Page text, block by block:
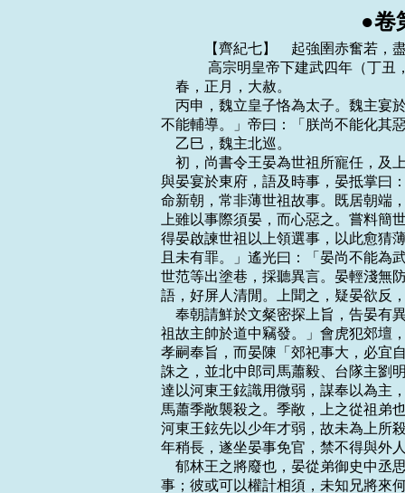
●卷
　　【齊紀七】　起強圉赤奮若，盡著雍攝提格，凡二年。
    　　 高宗明皇帝下建武四年（丁丑，公元四九七年）
    春，正月，大赦。
    丙申，魏立皇子恪為太子。魏主宴於清徽堂，語及太子恂，李沖謝曰：「臣忝師傅，
不能輔導。」帝曰：「朕尚不能化其惡，師傅何謝也！」
    乙巳，魏主北巡。
    初，尚書令王晏為世祖所寵任，及上謀廢郁林王，晏即欣然推奉。郁林王已廢，上
與晏宴於東府，語及時事，晏抵掌曰：「公常言晏怯，今定何如？」上即位，晏自謂佐
命新朝，常非薄世祖故事。既居朝端，事多專決，內外要職，並用所親，每與上爭用人。
上雖以事際須晏，而心惡之。嘗料簡世祖中詔，得與晏手敕三百餘紙，皆論國家事，又
得晏啟諫世祖以上領選事，以此愈猜薄之。始安王遙光勸上誅晏，上曰：「晏於我有功，
且未有罪。」遙光曰：「晏尚不能為武帝，安能為陛下乎！」上默然。上遣心腹左右陳
世范等出塗巷，採聽異言。晏輕淺無防，意望開府，數呼相工自視，雲當大貴；與賓客
語，好屏人清閒。上聞之，疑晏欲反，遂有誅晏之意。
    奉朝請鮮於文粲密探上旨，告晏有異志。世范又啟上雲：「晏謀因四年南郊，與世
祖故主帥於道中竊發。」會虎犯郊壇，上愈懼。未郊一日，有敕停行，先報晏及徐孝嗣。
孝嗣奉旨，而晏陳「郊祀事大，必宜自力。」上益信世范之言。丙辰，召晏於華林省，
誅之，並北中郎司馬蕭毅、台隊主劉明達，及晏子德元、德和。下詔雲：「晏與毅、明
達以河東王鉉識用微弱，謀奉以為主，使守虛器。」晏弟詡為廣州刺史，上遣南中郎司
馬蕭季敞襲殺之。季敞，上之從祖弟也。蕭毅奢豪，好弓馬，為上所忌，故因事陷之。
河東王鉉先以少年才弱，故未為上所殺。鉉朝見，常鞠躬俯僂，不敢平行直視。至是，
年稍長，遂坐晏事免官，禁不得與外人交通。
    郁林王之將廢也，晏從弟御史中丞思遠謂晏曰：「兄荷世祖厚恩，今一旦贊人如此
事；彼或可以權計相須，未知兄將來何以自立！若及此引決，猶可保全門戶，不失後
名。」晏曰：「方啖粥，未暇此事。」及拜驃騎將軍，集會子弟，謂思遠兄思征曰：
「隆昌之末，阿戎勸吾自裁；若從其語，豈有今日！」思遠遽應曰：「如阿戎所見，今
猶未晚也！」思遠知上外待晏厚而內已疑異，乘間謂晏曰：「時事稍異，兄亦覺不？凡
人多拙於自謀，而巧於謀人。」晏不應。思遠退，晏方歎曰：「世乃有勸人死者！」旬
日而晏敗。上聞思遠言，故不之罪，仍遷侍中。
    晏外弟尉氏阮孝緒亦知晏必敗，晏屢至其門，逃匿不見。嘗食醬美，問知得於晏家，
吐而覆之。乃晏敗，人為之懼，孝緒曰：「親而不黨，何懼之有！」卒免於罪。
    二月，壬戌，魏主至太原。
    甲子，以左僕射徐孝嗣為尚書令，征虜將軍蕭季敞為廣州刺史。
    癸酉，魏主至平城，引見穆泰、陸睿之黨問之，無一人稱枉者；時人皆服任城王澄
之明。穆泰及其親黨皆伏誅；賜陸睿死於獄，宥其妻子，徙遼西為民。
    初，魏主遷都，變易舊俗，并州刺史新興公丕皆所不樂；帝以其宗室耆舊，亦不之
逼，但誘示大理，令其不生同異而已。及朝臣皆變衣冠，硃衣滿坐，而丕獨胡服於其間，
晚乃稍加冠帶，而不能修飾容儀，帝亦不強也。
    太子恂自平城將遷洛陽，元隆與穆泰等密謀留恂，因舉兵斷關，規據陘北。丕在並
州，隆等以其謀告之。丕外慮不成，口雖折難，心頗然之。及事覺，丕從帝至平城，帝
每推問秦等，常令丕坐觀。有司奏元業、元隆、元超罪當族，丕應從坐。帝以丕當受詔
許以不死，所免死為民，留其後妻、二子，與居於太原，殺隆、超、同產乙升，餘子徙
敦煌。初，丕、睿與僕射李沖、領軍於烈俱受不死之詔。睿既誅，帝賜沖、烈詔曰：
「睿反逆之志，自負幽冥；違誓在彼，不關朕也。反逆既異餘犯，雖欲矜恕，如何可得？
然猶不忘前言，聽自死別府，免其孥戮。元丕二子、一弟，首為賊端，連坐應死，特恕
為民。朕本期始終而徙自棄絕，違心乖念，一何可悲！故此別示，想無致怪。謀反之外，
皎如白日耳。」沖、烈皆上表謝。
    臣光曰：夫爵祿廢置，殺生予奪，人君所以馭臣之大柄也。是故先王之制，雖有親、
故、賢、能、功、貴、勤、賓，苟有其罪，不直赦也，必議於槐棘之下，可赦則赦，可
宥則宥，可刑則刑，可殺則殺。輕重視情，寬猛隨時。故君得以施恩而不失其威，臣得
以免罪而不敢自恃。及魏則不然，勳貴之臣，往往豫許之以不死；使彼驕而觸罪，又從
而殺之。是以不信之令誘之使陷於死地也。刑政之失，無此為大焉！
    是時，代鄉舊族，多與泰等連謀，唯於烈一族無所染涉，帝由是益重之。帝以北方
酋長及侍子畏暑，聽秋朝洛陽，春還部落，時人謂之「雁臣」。
    三月，己酉，魏主南至離石。叛胡請降，詔宥之。
    夏，四月，庚申，至龍門，遣使祀夏禹。癸亥，至蒲阪，祀虞舜。辛未，至長安。
    魏太子恂既廢，頗自悔過。御史中尉李彪密表恂復與左右謀逆，魏主使中書侍郎邢
蠻與鹹陽王禧，奉詔□椒酒詣河陽，賜恂死，斂以粗棺、常服，瘞於河陽。
    癸未，魏大將軍宋明王劉昶卒於彭城，追加九錫，葬以殊禮。
    五月，己丑，魏主東還，泛渭入河。壬辰，遣使祀周文王於車，武王於鎬。六月，
庚申，還洛陽。
    壬戌，魏發冀、定、瀛、相、濟五州兵馬二十萬，將入寇。
    魏穆泰之反也，中書監魏郡公穆羆與之通謀，赦後事發，削官爵為民。羆弟司空亮
以府事付司馬慕容契，上表自劾，魏主優詔不許；亮固請不已，癸亥，聽亮遜位。
    丁卯，魏分六師以定行留。
    秋，七月，甲午，魏立昭儀馮氏為皇後。後欲母養太子恪；恪母高氏自代如洛陽，
暴卒於共縣。
    戊辰，魏以穆亮為征北大將軍、開府儀同三司、冀州刺史。
    八月，丙辰，魏詔中外戒嚴。
    壬戌，魏立皇子愉為京兆王，懌為清河王，懷為廣平王。
    追尊景皇所生王氏為恭太后。甲戌，魏講武於華林園；庚辰，軍發洛陽。使吏部尚
書任城王澄居守；以御史中丞李彪兼度支尚書，與僕射李沖參治留台事。假彭城王勰中
軍大將軍，勰辭曰：「親疏並用，古之道也。臣獨何人。頻煩寵授！昔陳思求而不允，
愚臣不請而得，何否泰之相遠也！」魏主大笑，執勰手曰：「二曹以才名相忌，吾與汝
以道德相親。」
    上遣軍主、直閣將軍胡松助北襄城太守成公期戍赭陽，軍主鮑舉助西汝南、北義陽
二郡太守黃瑤起戍舞陰。
    魏以氐帥楊靈珍為南梁州刺史。靈珍舉州來降，送其母及子於南鄭以為質，遣其弟
婆羅阿卜珍將步騎萬餘襲魏武興王楊集始，殺其二弟集同、集眾；集始窘急，請降。九
月，丁酉，魏主以河南尹李崇為都督隴右諸軍事，將兵數萬討之。
    初，魏遷洛陽，荊州刺史薛真度勸魏主先取樊、鄧。真度引兵寇南陽，太守房伯玉
擊敗之。魏主怒，以南陽小郡，志必滅之，遂引兵向襄陽；彭城王勰等三十六軍前後相
繼，眾號百萬，吹脣沸地。辛丑，魏主留諸將攻赭陽，自引兵南下；癸卯，至宛，夜襲
其郛，克之。房伯玉嬰內城拒守。魏主遣中書捨人孫延景謂伯玉曰：「我今蕩壹六合，
非如向時冬來春去。不有所克，終不還北。卿此城當我六龍之首，無容不先攻取；遠期
一年，近止一月。封侯、梟首，事在俯仰，宜善圖之！且卿有三罪，今令卿知：卿先事
武帝，蒙殊常之寵，不能建忠致命而盡節於其仇，罪一也；頃年薛真度來，卿傷我偏師，
罪二也；今鸞輅親臨，不面縛麾下，罪三也。」伯玉遣軍副樂稚柔對曰：「承欲攻圍，
期於必克。卑微常人，得抗大威，真可謂獲其死所！外臣蒙武帝采拔，豈敢忘恩！但嗣
君失德，主上光紹大宗，非哺副億兆之深望，抑亦兼武皇之遺赦；是以區區盡節，不敢
失墜。往者北師深入，寇擾邊民，輒厲將士以修職業。返己而言，不應垂責。」
    宛城東南隅溝上有橋，魏主引兵過之。伯玉使勇士數人，衣斑衣，戴虎頭帽，伏於
竇下，突出擊之，魏主人馬俱驚；召善射者原靈度射之，應弦而斃，乃得免。
    李崇槎山分道，出氐不意，表裡襲之；群氐皆棄楊靈珍散歸。靈珍之眾減太半，崇
進據赤土。靈珍遣從弟建帥五千人屯龍門，自帥精勇一萬屯鷲硤；龍門之北數十裡中，
伐樹塞路；鷲硤之口，積大木，聚礌石，臨崖下之，以拒魏兵。崇命統軍慕容拒帥眾五
千從它路夜襲龍門，破之。崇自攻鷲硤，靈珍連戰敗走；俘其妻子，遂克武興。梁州刺
史陰廣宗、參軍鄭猷等將兵救靈珍；崇進擊，大破之，斬楊婆羅阿卜珍，生擒猷等；靈
珍奔還漢中。魏主聞之，喜曰：「使朕無西顧之憂者，李崇也。」以崇為都督梁、秦二
州諸軍事、梁州刺史，以安集其地。
    丁未，魏主發南陽，留太尉鹹陽王禧等攻之。己酉，魏主至新野，新野太守劉思忌
拒守。冬，十月，丁巳，魏軍攻之，不克，築長圍守之，遣人謂城中曰：「房伯玉已降，
汝何為獨取糜碎！」思忌遣人對曰：「城中兵食猶多，未暇從汝小虜語也！」魏右軍府
長史韓顯宗將別軍屯赭陽，成公期遣胡松引蠻兵攻其營，顯宗力戰破之，斬其裨將高法
援。顯宗至新野，魏主謂曰：「卿破賊斬將，殊益軍勢。朕方攻堅城，何為不作露布？」
對曰：「頃聞鎮南將軍王肅獲賊二、三人，驢馬數匹，皆為露布；臣在東觀，私常哂之。
近雖仰憑威靈，得摧丑虜，兵寡力弱，擒斬不多。脫復高曳長縑，虛張功烈，尤而效之，
其罪彌大。臣所以不敢為之，解上而已。」魏主益賢之。
    上詔徐州刺史裴叔業引兵救雍州。叔業啟稱：「北人不樂遠行，唯樂鈔掠。若侵虜
境，則司、雍之寇自然分矣。」上從之。叔業引兵攻虹城，獲男女四千餘人。
    甲戌，遣太子中庶子蕭衍、右軍司馬張稷救雍州。十一月，甲午，前軍將軍韓秀方
等十五將降於魏。丁酉，魏敗齊兵於沔北，將軍王伏保等為魏所獲。
    丙辰，以楊靈珍為北秦州刺史、仇池公、武都王。
    新野人張□者帥萬餘家據柵拒魏。十二月，庚申，魏人攻拔之。雍州刺史曹虎與房
伯玉不協，故緩救之，頓軍樊城。
    丁丑，詔遣度支尚書崔慧景救雍州，假慧景節，帥眾二萬、騎千匹向襄陽，雍州眾
軍並受節度。
    庚午，魏主南臨沔水；戊寅，還新野。
    將軍王曇紛以萬餘人攻魏南青州黃郭戍，魏戍主崔僧淵破之，舉軍皆沒。將軍魯康
祚、趙公政將兵萬人侵魏太倉口，魏豫州刺史王肅使長史清河傅永將甲士三千擊之。康
祚等軍於淮南，永軍於淮北，相去十餘里。永曰：「南人好夜斫營，必於渡淮之所置火
以記淺處。」乃夜分兵為二部，伏於營外；又以瓠貯火，密使人過淮南岸，於深處置之，
戒曰：「見火起，則亦然之。」是夜，康祚等果引兵斫永營；伏兵夾擊之。康祚等走趣
淮水，火既競起，不知所從，溺死及斬首數千級，生擒公政，獲康祚之屍以歸。豫州刺
史裴叔業侵魏楚王戍，肅復令永擊之。永將心腹一人馳詣楚王戍，令填外塹，夜伏戰士
千人於城外。曉而叔業等至城東，部分將置長圍。永伏兵擊其後軍，破之。叔業留將佐
守營，自將精兵數千救之。永登門樓，望叔業南行數裡，則開門奮擊，大破之，獲叔業
傘扇、鼓幕、甲仗萬餘。叔業進退失據，遂走。左右欲追之，永曰：「吾弱卒不滿三千，
彼精甲猶盛，非力屈而敗，自墜吾計中耳。既不測我之虛實，足使喪膽。俘此足矣，何
更追之！」魏主遣謁者就拜永安遠將軍、汝南太守，封貝丘縣男。永有勇力，好學能文。
魏主常歎曰：「上馬能擊賊，下馬作露版，唯傅修期耳！」曲江公遙欣好武事，上以諸
子尚幼，內親則仗遙欣兄弟，外親則倚後弟西中郎長史彭城劉暄、內弟太子詹事江祏。
故以始安王遙光為揚州刺史，居中用事；遙欣為都督荊、雍等七州諸軍事、荊州刺史，
鎮據西面。而遙欣在江陵，多招才勇，厚自封殖，上甚惡之。遙欣侮南郡太守劉季連，
季連密表遙欣有異跡；上乃以季連為益州刺史，使據遙欣上流以制之。季連，思考之子
也。
    是歲，高昌王馬儒遣司馬王體玄入貢於魏，請兵迎接，求舉國內徙；魏主遣明威將
軍韓安保迎之，割伊吾之地五百裡以居儒眾。儒遣左長史顧禮、右長史金城□嘉將步騎
一千五百迎安保，而安保不至；禮、嘉還高昌，安保亦還伊吾。安保遣其屬朝興安等使
高昌，儒復遣顧禮將世子義舒迎安保，至白棘城，去高昌百六十裡。高昌舊人戀土，不
願東遷，相與殺儒，立□喜為王，復臣於柔然。安保獨與顧禮、馬義舒還洛陽。
    　　 高宗明皇帝下永泰元年（戊寅，公元四九八年）
    春，正月，癸未朔，大赦。
    加中軍將軍徐孝嗣開府儀同三司，孝嗣固辭。
    魏軍李佐攻新野，丁亥，拔之，縛劉思忌，問之曰：「今欲降未？」思忌曰：「寧
為南鬼，不為北臣！」乃殺之。於是沔北大震。戊子，湖陽戍主蔡道福，辛卯，赭陽戍
主成公期，壬辰，舞陰戍主黃瑤起、南鄉太守席謙，相繼南遁。瑤起為魏所獲，魏主以
賜王肅，肅臠而食之。乙巳，命太尉陳顯達救雍州。
    上有疾，以近親寡弱，忌高、武子孫。時高、武子孫猶有十王，每朔望入朝，上還
後宮輒歎息曰：「我及司徒諸子皆不長，高、武子孫日益長大！」上欲盡除高、武之族，
以微言問陳顯達，對曰：「此等豈足介慮！」以問揚州刺史始安王遙光，遙光以為當以
次施行。遙光有足疾，上常令乘輿自望賢門入。每與上屏人久語畢。上索香火，嗚咽流
涕，明日必有所誅。會上疾暴甚，絕而復甦，遙光遂行其策。丁未，殺河東王鉉、臨賀
王子岳、西陽王子文、永陽王子峻、南康王子琳、衡陽王子鈱、湘東王子建、南郡王子
夏、桂陽王昭粲、巴陵王昭秀，於是太祖、世祖及世宗諸子皆盡矣。鉉等已死，乃使公
卿奏其罪狀，請誅之，下詔不許；再奏，然後許之。南康侍讀濟陽江泌哭子琳，淚盡，
繼之以血；親視殯葬畢，乃去。
    庚戌，魏主如南陽。二月，癸丑，詔左衛將軍蕭惠休等救壽陽。甲子，魏人拔宛北
城，房伯玉面縛出降。伯玉從父弟思安為魏中統軍，數為伯玉泣請，魏主乃赦之。庚午，
魏主如新。辛巳，以彭城王勰為使持節、都督南征諸軍事、中軍大將軍、開府儀同三司。
三月，壬午朔，崔慧景、蕭衍大敗於鄧城。時慧景至襄陽，五郡已沒，慧景與衍及軍主
劉山陽、傅法憲等帥五千餘人進行鄧城，魏數萬騎奄至，諸軍登城拒守。時將士蓐食輕
行，皆有饑懼之色。衍欲出戰，慧景曰：「虜不夜圍人城，待日暮自當去。」既而魏眾
轉至。慧景於南門拔軍去，諸軍不相知，相繼皆遁。魏兵自北門入，劉山陽與部曲數百
人斷後死戰，且戰且卻行。慧景過鬧溝，軍人相蹈藉，橋皆斷壞。魏兵夾路射之，殺傅
法憲，士卒赴溝死者相枕，山陽取襖仗填溝乘之，得免。魏主將大兵追之，晡時至沔。
山陽據城苦戰，至暮，魏兵乃退。諸軍恐懼，是夕，皆下船還襄陽。
    庚寅，魏主將十萬眾，羽儀華蓋，以圍樊城，曹虎閉門自守。魏主臨沔水，望襄陽
岸，乃去，如湖陽；辛亥，如懸瓠。
    魏鎮南將軍王肅攻義陽，裴叔業將兵五萬圍渦陽以救義陽。魏南兗州刺史濟北孟表
守渦陽，糧盡，食草木皮葉。叔業積所殺魏人高五丈以示城內；別遣軍主蕭鐀等攻龍亢，
魏廣陵王羽救之。叔業引兵擊羽，大破之，追獲其節。魏主使安遠將軍傅永、征虜將軍
劉藻、假輔國將軍高聰等救渦陽，並受王肅節度。叔業進擊，大破之，聰奔懸瓠，永收
散卒徐還。叔業再